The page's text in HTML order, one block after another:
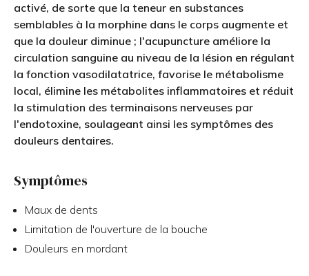
activé, de sorte que la teneur en substances
semblables à la morphine dans le corps augmente et
que la douleur diminue ; l'acupuncture améliore la
circulation sanguine au niveau de la lésion en régulant
la fonction vasodilatatrice, favorise le métabolisme
local, élimine les métabolites inflammatoires et réduit
la stimulation des terminaisons nerveuses par
l'endotoxine, soulageant ainsi les symptômes des
douleurs dentaires.
Symptômes
Maux de dents
Limitation de l'ouverture de la bouche
Douleurs en mordant